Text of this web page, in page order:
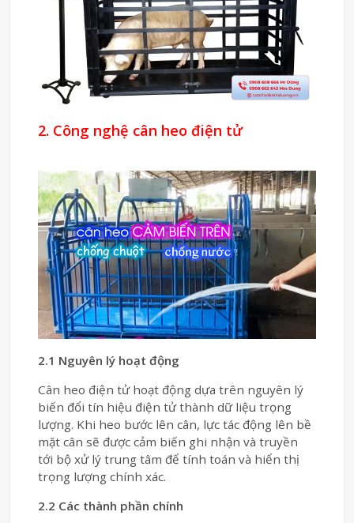
2. Công nghệ cân heo điện tử
2.1 Nguyên lý hoạt động
Cân heo điện tử hoạt động dựa trên nguyên lý
biến đổi tín hiệu điện tử thành dữ liệu trọng
lượng. Khi heo bước lên cân, lực tác động lên bề
mặt cân sẽ được cảm biến ghi nhận và truyền
tới bộ xử lý trung tâm để tính toán và hiển thị
trọng lượng chính xác.
2.2 Các thành phần chính